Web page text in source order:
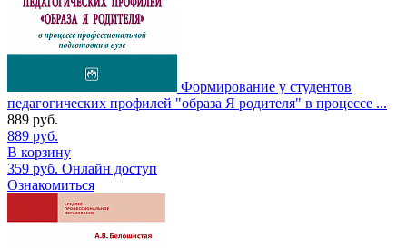
Формирование у студентов
педагогических профилей "образа Я родителя" в процессе ...
889 руб.
889 руб.
В корзину
359 руб. Онлайн доступ
Ознакомиться